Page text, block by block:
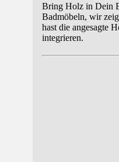
Bring Holz in Dein
Badmöbeln, wir
hast die angesagte
integrieren.